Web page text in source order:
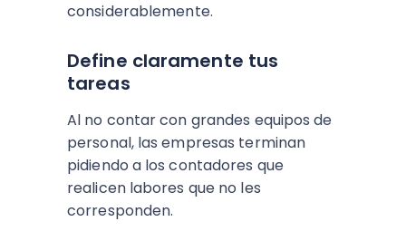
considerablemente.
Define claramente tus
tareas
Al no contar con grandes equipos de
personal, las empresas terminan
pidiendo a los contadores que
realicen labores que no les
corresponden.